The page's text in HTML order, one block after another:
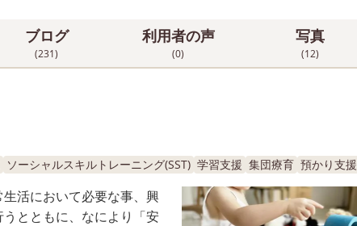
ブログ
(231)
利用者の声
(0)
写真
(12)
ソーシャルスキルトレーニング(SST) 学習支援 集団療育 預かり支援
活において必要な事、興
とともに、なにより「安